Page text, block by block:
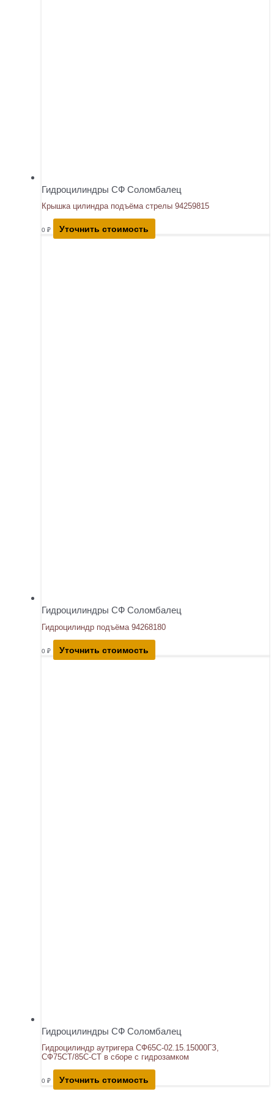
Гидроцилиндры СФ Соломбалец
Крышка цилиндра подъёма стрелы 94259815
0 ₽ Уточнить стоимость
Гидроцилиндры СФ Соломбалец
Гидроцилиндр подъёма 94268180
0 ₽ Уточнить стоимость
Гидроцилиндры СФ Соломбалец
Гидроцилиндр аутригера СФ65С-02.15.15000ГЗ,
СФ75СТ/85С-СТ в сборе с гидрозамком
0 ₽ Уточнить стоимость